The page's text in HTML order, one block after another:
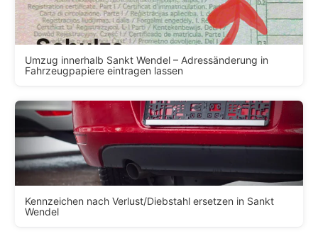
Umzug innerhalb Sankt Wendel – Adressänderung in
Fahrzeugpapiere eintragen lassen
Kennzeichen nach Verlust/Diebstahl ersetzen in Sankt
Wendel